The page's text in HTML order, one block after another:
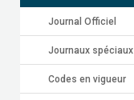
Journal Officiel
Journaux spéciaux
Codes en vigueur